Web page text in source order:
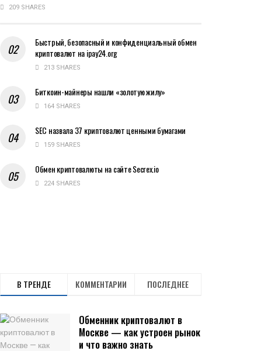
209 SHARES
Быстрый, безопасный и конфиденциальный обмен
криптовалют на ipay24.org
213 SHARES
Биткоин-майнеры нашли «золотую жилу»
164 SHARES
SEC назвала 37 криптовалют ценными бумагами
159 SHARES
Обмен криптовалюты на сайте Secrex.io
224 SHARES
В ТРЕНДЕ КОММЕНТАРИИ ПОСЛЕДНЕЕ
Обменник криптовалют в
Москве — как устроен рынок
и что важно знать